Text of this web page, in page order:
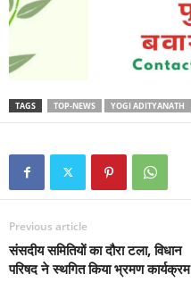
TAGS TOP-NEWS YOGI ADITYANATH
Previous article
संसदीय समितियों का दौरा टला, विधान
परिषद ने स्थगित किया भ्रमण कार्यक्रम